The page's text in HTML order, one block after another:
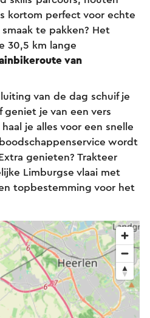
kortom perfect voor echte
te pakken? Het
30,5 km lange
van
van de dag schuif je
geniet je van een vers
je alles voor een snelle
wordt
genieten? Trakteer
Limburgse vlaai met
topbestemming voor het